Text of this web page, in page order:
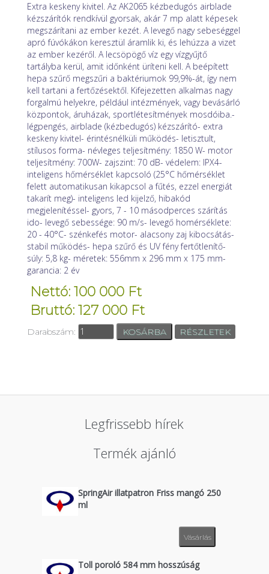
Extra keskeny kivitel. Az AK2065 kézbedugós airblade
kézszárítók rendkívül gyorsak, akár 7 mp alatt képesek
megszárítani az ember kezét. A levegő nagy sebeséggel
apró fúvókákon keresztül áramlik ki, és lehúzza a vizet
az ember kezéről. A lecsöpögő víz egy vízgyűjtő
tartályba kerül, amit időnként üríteni kell. A beépített
hepa szűrő megszűri a baktériumok 99,9%-át, így nem
kell tartani a fertőzésektől. Kifejezetten alkalmas nagy
forgalmú helyekre, például intézmények, vagy bevásárló
központok, áruházak, sportlétesítmények mosdóiba.-
légpengés, airblade (kézbedugós) kézszárító- extra
keskeny kivitel- érintésnélküli működés- letisztult,
stílusos forma- névleges teljesítmény: 1850 W- motor
teljesítmény: 700W- zajszint: 70 dB- védelem: IPX4-
inteligens hőmérséklet kapcsoló (25°C hőmérséklet
felett automatikusan kikapcsol a fűtés, ezzel energiát
takarít meg)- inteligens led kijelző, hibakód
megjelenítéssel- gyors, 7 - 10 másodperces szárítás
ido- levegő sebessége: 90 m/s- levegő homérséklete:
20 - 40°C- szénkefés motor- alacsony zaj kibocsátás-
stabil működés- hepa szűrő és UV fény fertőtlenítő-
súly: 5,8 kg- méretek: 556mm x 296 mm x 175 mm-
garancia: 2 év
Nettó: 100 000 Ft
Bruttó: 127 000 Ft
Darabszám: RÉSZLETEK
Legfrissebb hírek
Termék ajánló
SpringAir illatpatron Friss mangó 250
ml
Vásárlás
Toll poroló 584 mm hosszúság